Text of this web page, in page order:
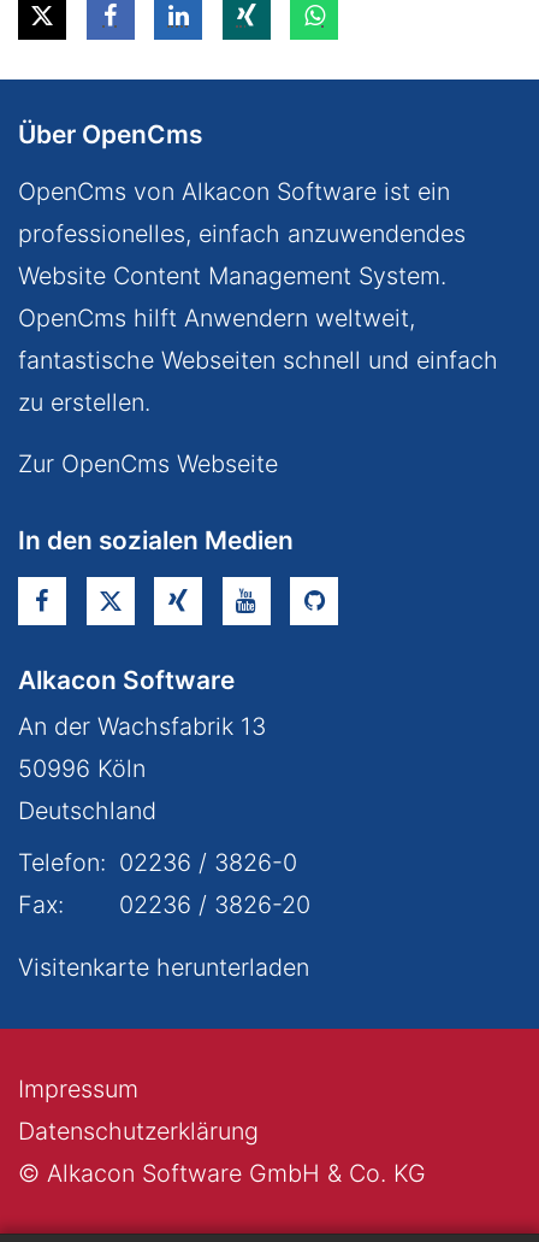
Über OpenCms
OpenCms von Alkacon Software ist ein
professionelles, einfach anzuwendendes
Website Content Management System.
OpenCms hilft Anwendern weltweit,
fantastische Webseiten schnell und einfach
zu erstellen.
Zur OpenCms Webseite
In den sozialen Medien
Alkacon Software
An der Wachsfabrik 13
50996 Köln
Deutschland
Telefon: 02236 / 3826-0
Fax:
02236 / 3826-20
Visitenkarte herunterladen
© Alkacon Software GmbH & Co. KG
Datenschutzerklärung
Impressum